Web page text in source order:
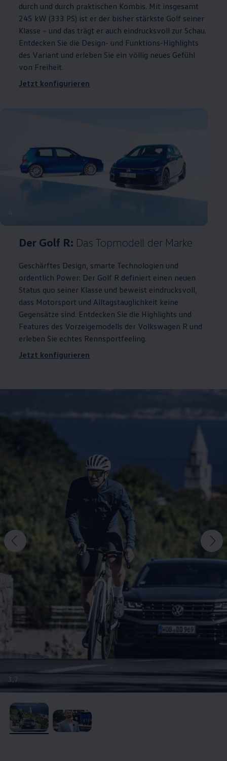
durch und durch praktischen Kombis. Mit insgesamt
245 kW (333 PS) ist er der bisher stärkste Golf seiner
Klasse – und das trägt er auch eindrucksvoll zur Schau.
Entdecken Sie die Design- und Funktions-Highlights
des Variant und erleben Sie ein völlig neues Gefühl
von Freiheit.
Jetzt konfigurieren
Der Golf R: Das Topmodell der Marke
Geschärftes Design, smarte Technologien und
ordentlich Power: Der Golf R definiert einen neuen
Status quo seiner Klasse und beweist eindrucksvoll,
dass Motorsport und Alltagstauglichkeit keine
Gegensätze sind. Entdecken Sie die Highlights und
Features des Vorzeigemodells der Volkswagen R und
erleben Sie echtes Rennsportfeeling.
Jetzt konfigurieren
, 1 von 2
3 ,7